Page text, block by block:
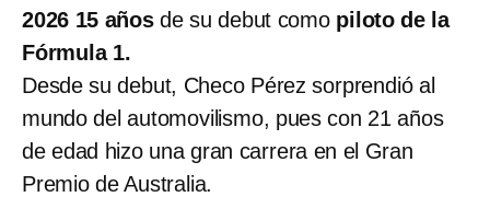
2026 15 añosde su debut como piloto de la
Fórmula 1.
Desde su debut, Checo Pérez sorprendió al
mundo del automovilismo, pues con 21 años
de edad hizo una gran carrera en el Gran
Premio de Australia.